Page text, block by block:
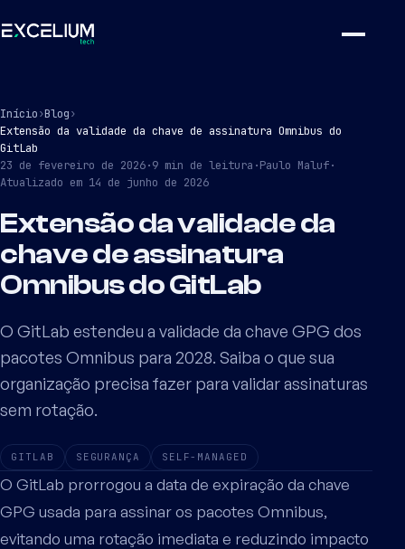
Início›Blog›
Extensão da validade da chave de assinatura Omnibus do
GitLab
23 de fevereiro de 2026·9 min de leitura ·Paulo Maluf·
Atualizado em 14 de junho de 2026
Extensão da validade da
chave de assinatura
Omnibus do GitLab
O GitLab estendeu a validade da chave GPG dos
pacotes Omnibus para 2028. Saiba o que sua
organização precisa fazer para validar assinaturas
sem rotação.
GITLAB SEGURANÇA SELF-MANAGED
O GitLab prorrogou a data de expiração da chave
GPG usada para assinar os pacotes Omnibus,
evitando uma rotação imediata e reduzindo impacto